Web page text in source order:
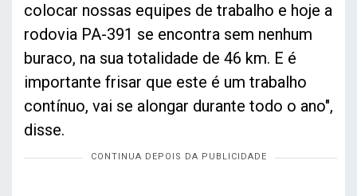
colocar nossas equipes de trabalho e hoje a
rodovia PA-391 se encontra sem nenhum
buraco, na sua totalidade de 46 km. E é
importante frisar que este é um trabalho
contínuo, vai se alongar durante todo o ano",
disse.